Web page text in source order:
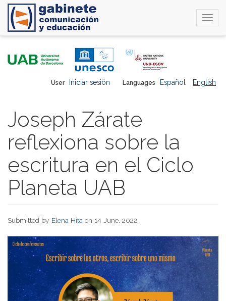
Languages Español English
User Iniciar sesión
Joseph Zárate
reflexiona sobre la
escritura en el Ciclo
Planeta UAB
Submitted by Elena Hita on 14 June, 2022.